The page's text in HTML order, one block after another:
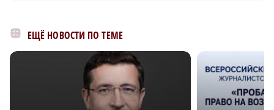
ЕЩЁ НОВОСТИ ПО ТЕМЕ